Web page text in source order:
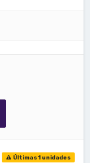
Últimas 1 unidades